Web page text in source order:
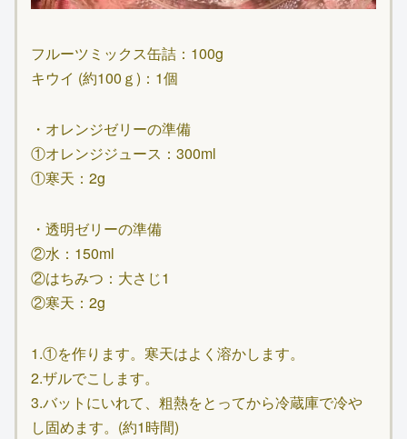
フルーツミックス缶詰：100g
キウイ (約100ｇ)：1個
・オレンジゼリーの準備
①オレンジジュース：300ml
①寒天：2g
・透明ゼリーの準備
②水：150ml
②はちみつ：大さじ1
②寒天：2g
1.①を作ります。寒天はよく溶かします。
2.ザルでこします。
3.バットにいれて、粗熱をとってから冷蔵庫で冷や
し固めます。(約1時間)